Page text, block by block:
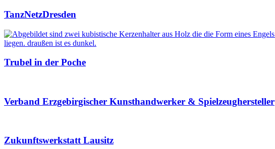
TanzNetzDresden
Trubel in der Poche
Verband Erzgebirgischer Kunsthandwerker & Spielzeughersteller
Zukunftswerkstatt Lausitz